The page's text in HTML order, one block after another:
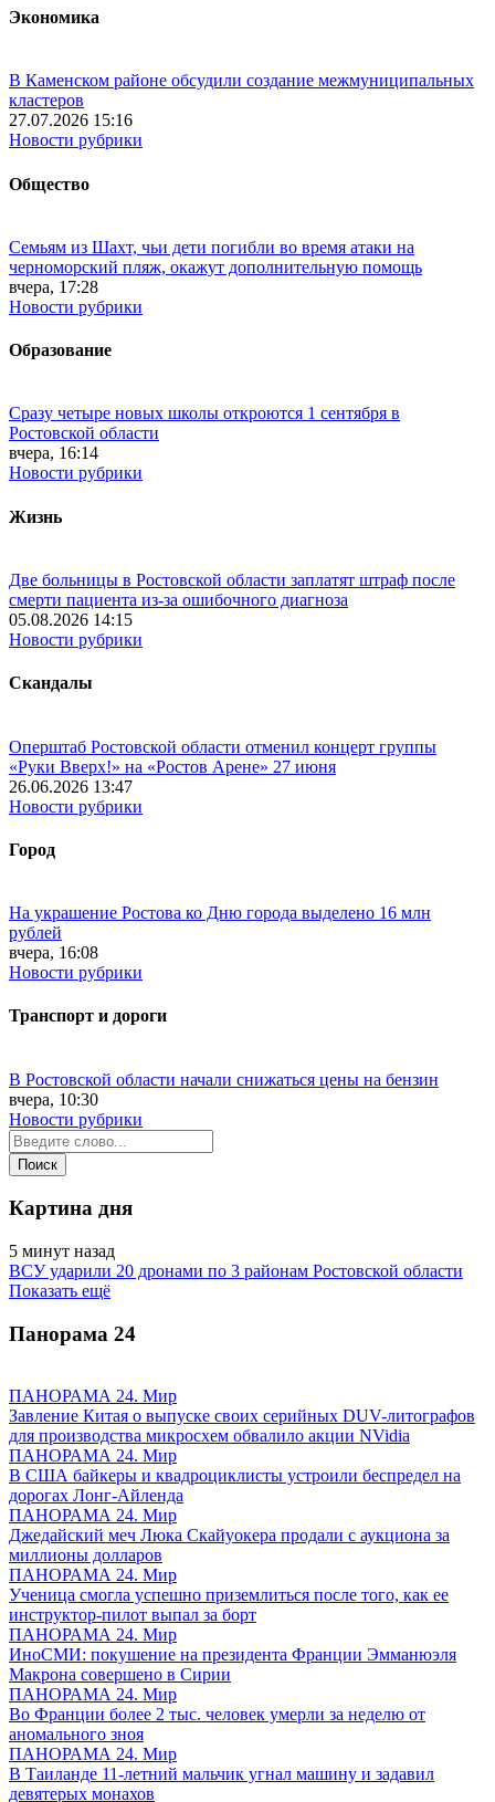
Экономика
В Каменском районе обсудили создание межмуниципальных
кластеров
27.07.2026 15:16
Новости рубрики
Общество
Семьям из Шахт, чьи дети погибли во время атаки на
черноморский пляж, окажут дополнительную помощь
вчера, 17:28
Новости рубрики
Образование
Сразу четыре новых школы откроются 1 сентября в
Ростовской области
вчера, 16:14
Новости рубрики
Жизнь
Две больницы в Ростовской области заплатят штраф после
смерти пациента из-за ошибочного диагноза
05.08.2026 14:15
Новости рубрики
Скандалы
Оперштаб Ростовской области отменил концерт группы
«Руки Вверх!» на «Ростов Арене» 27 июня
26.06.2026 13:47
Новости рубрики
Город
На украшение Ростова ко Дню города выделено 16 млн
рублей
вчера, 16:08
Новости рубрики
Транспорт и дороги
В Ростовской области начали снижаться цены на бензин
вчера, 10:30
Новости рубрики
Картина дня
5 минут назад
ВСУ ударили 20 дронами по 3 районам Ростовской области
Показать ещё
Панорама 24
ПАНОРАМА 24. Мир
Завление Китая о выпуске своих серийных DUV-литографов
для производства микросхем обвалило акции NVidia
ПАНОРАМА 24. Мир
В США байкеры и квадроциклисты устроили беспредел на
дорогах Лонг-Айленда
ПАНОРАМА 24. Мир
Джедайский меч Люка Скайуокера продали с аукциона за
миллионы долларов
ПАНОРАМА 24. Мир
Ученица смогла успешно приземлиться после того, как ее
инструктор-пилот выпал за борт
ПАНОРАМА 24. Мир
ИноСМИ: покушение на президента Франции Эмманюэля
Макрона совершено в Сирии
ПАНОРАМА 24. Мир
Во Франции более 2 тыс. человек умерли за неделю от
аномального зноя
ПАНОРАМА 24. Мир
В Таиланде 11-летний мальчик угнал машину и задавил
девятерых монахов